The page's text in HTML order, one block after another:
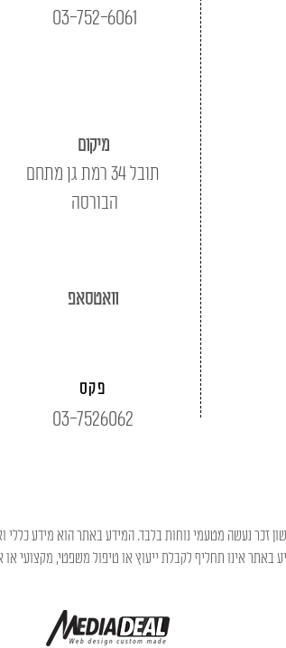
03-752-6061
מיקום
תובל 34 רמת גן מתחם
הבורסה
וואטסאפ
פקס
03-7526062
זכר נעשה מטעמי נוחות בלבד. המידע באתר הוא מידע כללי
באתר אינו תחליף לקבלת ייעוץ או טיפול משפטי, מקצועי